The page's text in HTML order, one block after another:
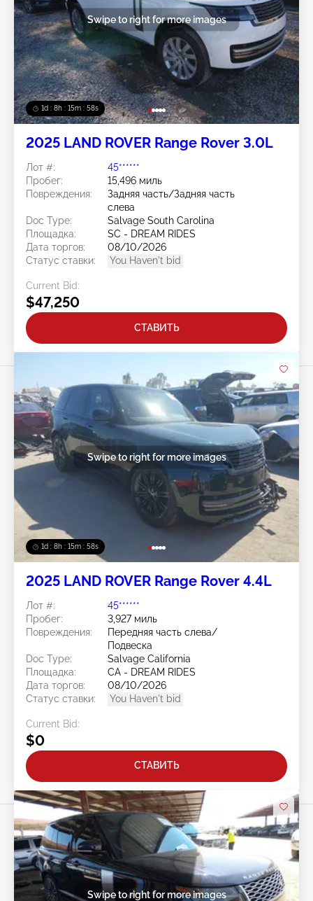
1d : 8h : 15m : 56s
Swipe to right for more images
2025 LAND ROVER Range Rover 3.0L
Лот #:
45******
Пробег:
15,496 миль
Повреждения:
Задняя часть/Задняя часть
слева
Doc Type:
Salvage South Carolina
Площадка:
SC - DREAM RIDES
Дата торгов:
08/10/2026
Статус ставки:
You Haven't bid
Current Bid:
$47,250
СТАВИТЬ
1d : 8h : 15m : 56s
Swipe to right for more images
2025 LAND ROVER Range Rover 4.4L
Лот #:
45******
Пробег:
3,927 миль
Повреждения:
Передняя часть слева/
Подвеска
Doc Type:
Salvage California
Площадка:
CA - DREAM RIDES
Дата торгов:
08/10/2026
Статус ставки:
You Haven't bid
Current Bid:
$0
СТАВИТЬ
Swipe to right for more images